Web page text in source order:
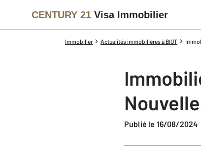
CENTURY 21 Visa Immobilier
Immobilier Actualités immobilières à BIOT
Publié le 16/08/2024